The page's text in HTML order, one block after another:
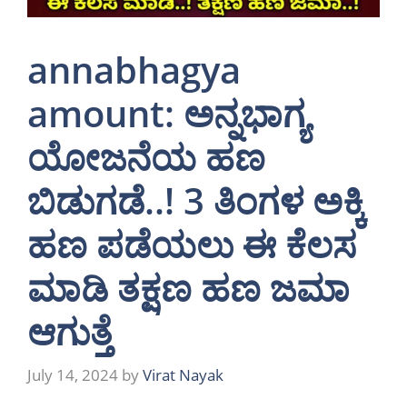
annabhagya
amount: ಅನ್ನಭಾಗ್ಯ
ಯೋಜನೆಯ ಹಣ
ಬಿಡುಗಡೆ..! 3 ತಿಂಗಳ ಅಕ್ಕಿ
ಹಣ ಪಡೆಯಲು ಈ ಕೆಲಸ
ಮಾಡಿ ತಕ್ಷಣ ಹಣ ಜಮಾ
ಆಗುತ್ತೆ
July 14, 2024 byVirat Nayak